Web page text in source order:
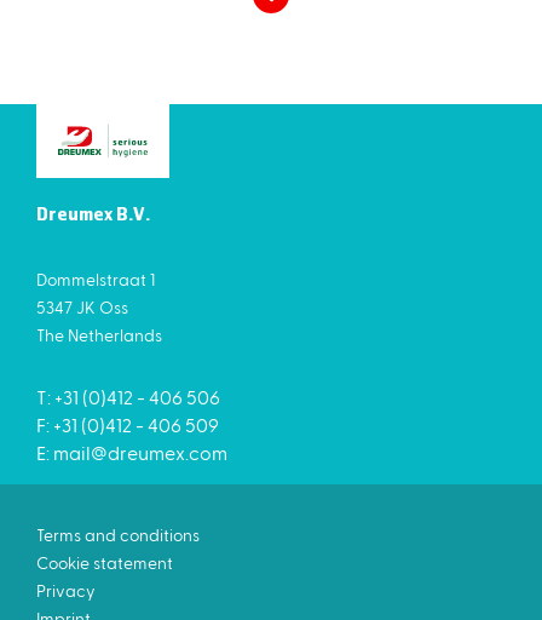
Dreumex B.V.
Dommelstraat 1
5347 JK Oss
The Netherlands
T: +31 (0)412 - 406 506
F: +31 (0)412 - 406 509
E: mail@dreumex.com
Terms and conditions
Cookie statement
Privacy